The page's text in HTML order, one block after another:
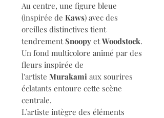
Au centre, une figure bleue
(inspirée de Kaws) avec des
oreilles distinctives tient
tendrementSnoopy etWoodstock.
Un fond multicolore animé par des
fleurs inspirée de
l'artiste Murakami aux sourires
éclatants entoure cette scène
centrale.
L’artiste intègre des éléments